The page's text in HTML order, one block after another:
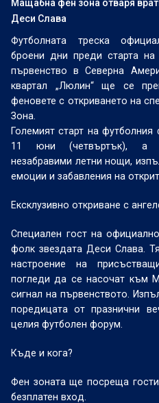
Мащабна фен зона отваря
Деси Слава
Футболната треска
броени дни преди старта на
първенство в Северна
квартал „Люлин“ ще се
феновете с откриването на
Зона.
Големият старт на
11 юни (четвъртък), а
незабравими летни нощи,
емоции и забавления на
Ексклузивно откриване с
Специален гост на
фолк звездата Деси Слава.
настроение на
погледи да се насочат към
сигнал на първенството.
поредицата от празнични
целия футболен форум.
Къде и кога?
Фен зоната ще посреща
безплатен вход.